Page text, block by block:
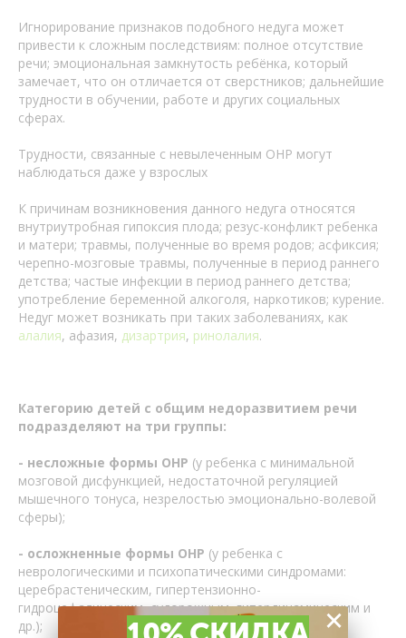
Игнорирование признаков подобного недуга может
привести к сложным последствиям: полное отсутствие
речи; эмоциональная замкнутость ребёнка, который
замечает, что он отличается от сверстников; дальнейшие
трудности в обучении, работе и других социальных
сферах.
Трудности, связанные с невылеченным ОНР могут
наблюдаться даже у взрослых
К причинам возникновения данного недуга относятся
внутриутробная гипоксия плода; резус-конфликт ребенка
и матери; травмы, полученные во время родов; асфиксия;
черепно-мозговые травмы, полученные в период раннего
детства; частые инфекции в период раннего детства;
употребление беременной алкоголя, наркотиков; курение.
Недуг может возникать при таких заболеваниях, как
алалия, афазия, дизартрия, ринолалия.
Категорию детей с общим недоразвитием речи
подразделяют на три группы:
- несложные формы ОНР (у ребенка с минимальной
мозговой дисфункцией, недостаточной регуляцией
мышечного тонуса, незрелостью эмоционально-волевой
сферы);
- осложненные формы ОНР (у ребенка с
неврологическими и психопатическими синдромами:
церебрастеническим, гипертензионно-
гидроцефалическим, судорожным, гипердинамическим и
др.);
×